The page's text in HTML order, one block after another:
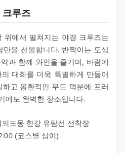
루즈
위에서 펼쳐지는 야경 크루즈는
을 선물합니다. 반짝이는 도심
과 함께 와인을 즐기며, 바람에
대화를 더욱 특별하게 만들어
고 몽환적인 무드 덕분에 프러
에도 완벽한 장소입니다.
도동 한강 유람선 선착장
(코스별 상이)